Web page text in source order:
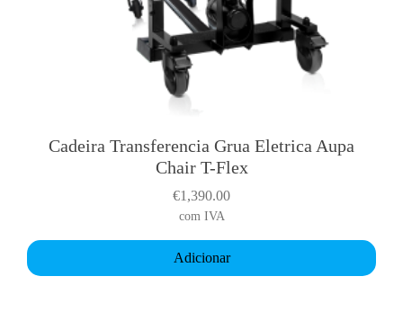
Cadeira Transferencia Grua Eletrica Aupa
Chair T-Flex
€1,390.00
com IVA
Adicionar